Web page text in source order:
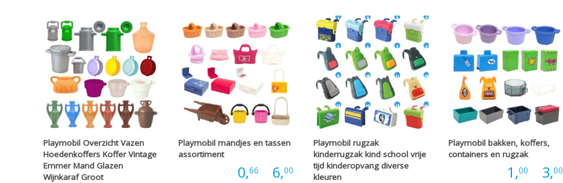
€3,66
€9,00
€2,00
Playmobil Overzicht Vazen
Hoedenkoffers Koffer Vintage
Emmer Mand Glazen
Wijnkaraf Groot
Playmobil mandjes en tassen
assortiment
0,66 6,00Prijsklasse:
Playmobil rugzak
kinderrugzak kind school vrije
tijd kinderopvang diverse
kleuren
Playmobil bakken, koffers,
containers en rugzak
1,00 3,00